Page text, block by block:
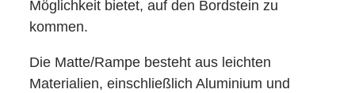
Möglichkeit bietet, auf den Bordstein zu
kommen.
Die Matte/Rampe besteht aus leichten
Materialien, einschließlich Aluminium und